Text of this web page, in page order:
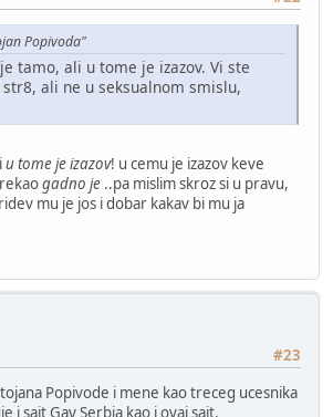
Popivoda"
tamo, ali u tome je izazov. Vi ste
ali ne u seksualnom smislu,
u tome je izazov! u cemu je izazov keve
gadno je ..pa mislim skroz si u pravu,
mu je jos i dobar kakav bi mu ja
#23
Popivode i mene kao treceg ucesnika
i sajt Gay Serbia kao i ovaj sajt.